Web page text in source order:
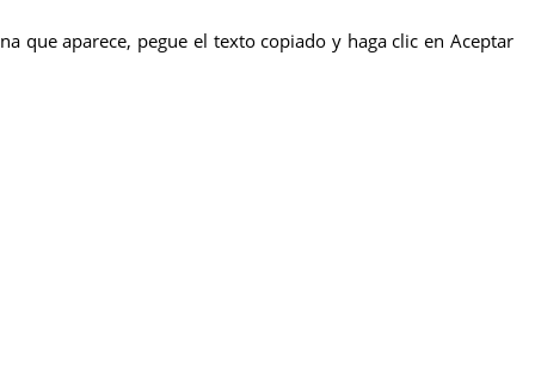
que aparece, pegue el texto copiado y haga clic en Aceptar